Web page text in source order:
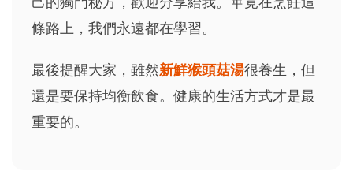
條路上，我們永遠都在學習。
最後提醒大家，雖然新鮮猴頭菇湯很養生，但
還是要保持均衡飲食。健康的生活方式才是最
重要的。